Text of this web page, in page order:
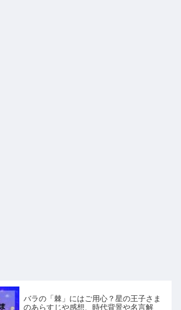
バラの「棘」にはご用心？星の王子さま
のあらすじや感想、時代背景や名言解